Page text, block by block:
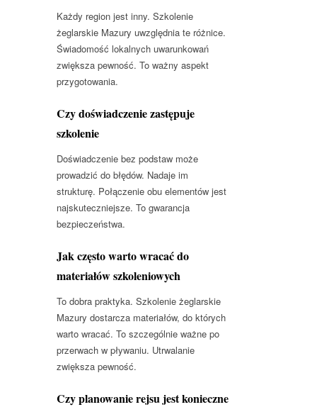
Każdy region jest inny. Szkolenie
żeglarskie Mazury uwzględnia te różnice.
Świadomość lokalnych uwarunkowań
zwiększa pewność. To ważny aspekt
przygotowania.
Czy doświadczenie zastępuje
szkolenie
Doświadczenie bez podstaw może
prowadzić do błędów. Nadaje im
strukturę. Połączenie obu elementów jest
najskuteczniejsze. To gwarancja
bezpieczeństwa.
Jak często warto wracać do
materiałów szkoleniowych
To dobra praktyka. Szkolenie żeglarskie
Mazury dostarcza materiałów, do których
warto wracać. To szczególnie ważne po
przerwach w pływaniu. Utrwalanie
zwiększa pewność.
Czy planowanie rejsu jest konieczne